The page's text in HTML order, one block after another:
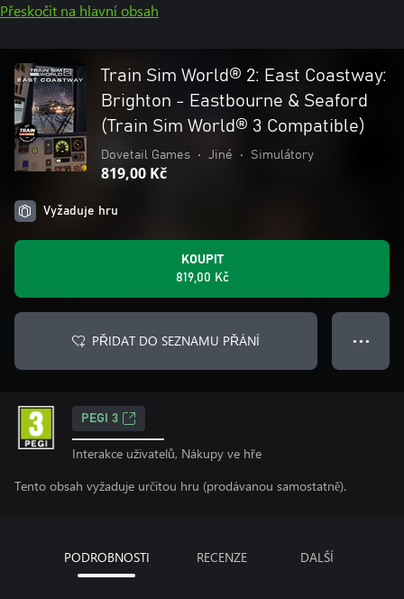
Přeskočit na hlavní obsah
Train Sim World® 2: East Coastway:
Brighton - Eastbourne & Seaford
(Train Sim World® 3 Compatible)
Dovetail Games • Jiné • Simulátory
819,00 Kč
Vyžaduje hru
KOUPIT
819,00 Kč
PŘIDAT DO SEZNAMU PŘÁNÍ ● ● ●
PEGI 3
Interakce uživatelů, Nákupy ve hře
Tento obsah vyžaduje určitou hru (prodávanou samostatně).
PODROBNOSTI RECENZE DALŠÍ